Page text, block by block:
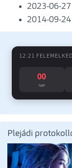
2023-06-27
2014-09-24
12:21
00
NAP
Plejádi